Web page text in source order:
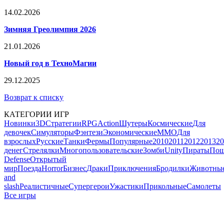
14.02.2026
Зимняя Греолимпия 2026
21.01.2026
Новый год в ТехноМагии
29.12.2025
Возврат к списку
КАТЕГОРИИ ИГР
Новинки3DСтратегииRPGActionШутерыКосмическиеДля
девочекСимуляторыФэнтезиЭкономическиеMMOДля
взрослыхРусскиеТанкиФермыПопулярные20102011 20122013
денегСтрелялкиМногопользовательскиеЗомбиUnityПираты
DefenseОткрытый
мирПоездаHorrorБизнесДракиПриключенияБродилки
and
slashРеалистичныеСупергероиУжастикиПрикольныеСамолеты
Все игры